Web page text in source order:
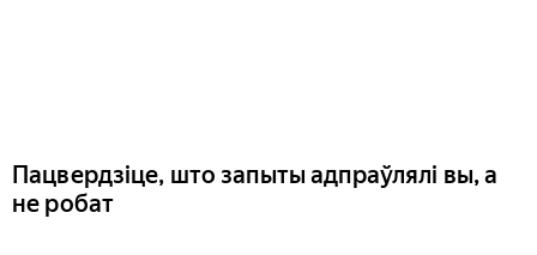
Пацвердзіце, што запыты адпраўлялі вы, а
не робат